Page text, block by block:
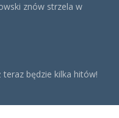
znów strzela w
będzie kilka hitów!